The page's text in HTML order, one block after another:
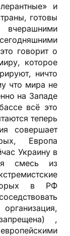
и
готовы
говорит о
которое
ничто
что мира не
на Западе
всё это
теперь
совершает
Европа
Украину в
смесь из
в РФ
,